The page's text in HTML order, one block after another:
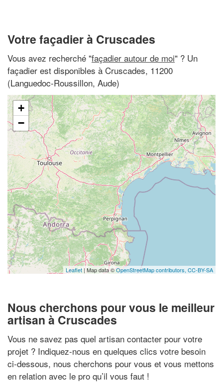
Votre façadier à Cruscades
Vous avez recherché "façadier autour de moi" ? Un
façadier est disponibles à Cruscades, 11200
(Languedoc-Roussillon, Aude)
+
−
Leaflet | Map data ©OpenStreetMap contributors, CC-BY-SA
Nous cherchons pour vous le meilleur
artisan à Cruscades
Vous ne savez pas quel artisan contacter pour votre
projet ? Indiquez-nous en quelques clics votre besoin
ci-dessous, nous cherchons pour vous et vous mettons
en relation avec le pro qu’il vous faut !